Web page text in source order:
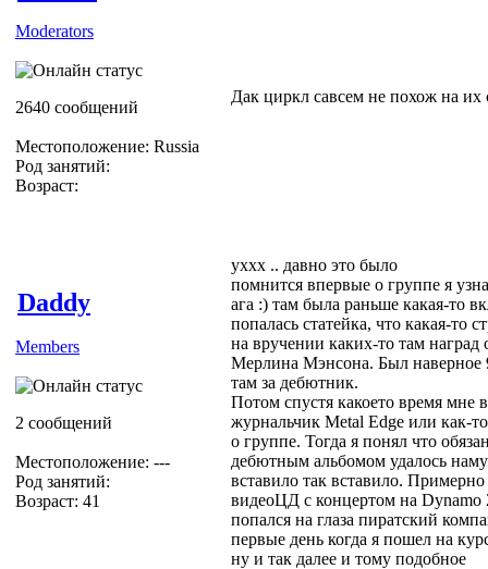
Moderators
2640 сообщений
Местоположение: Russia
Род занятий:
Возраст:
Дак циркл савсем не похож на их
Daddy
Members
2 сообщений
Местоположение: ---
Род занятий:
Возраст: 41
уххх .. давно это было
помнится впервые о группе я
ага :) там была раньше какая-то
попалась статейка, что какая-то
на вручении каких-то там наград
Мерлина Мэнсона. Был наверное
там за дебютник.
Потом спустя какоето время мне
журнальчик Metal Edge или как-
о группе. Тогда я понял что
дебютным альбомом удалось
вставило так вставило.
видеоЦД с концертом на Dynamo
попался на глаза пиратский
первые день когда я пошел на
ну и так далее и тому подобное